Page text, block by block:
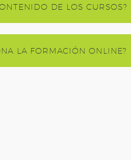
DE LOS CURSOS?
LA FORMACIÓN ONLINE?